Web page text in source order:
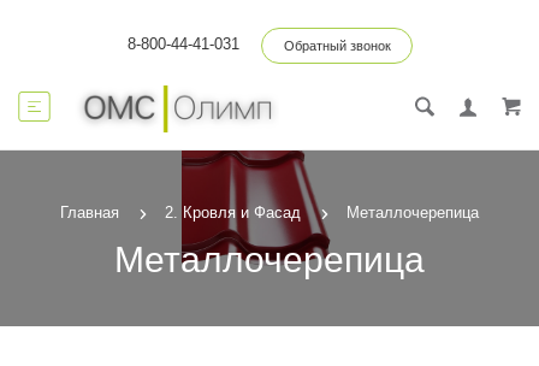
8-800-44-41-031 Обратный звонок
Главная 2. Кровля и Фасад Металлочерепица
Металлочерепица